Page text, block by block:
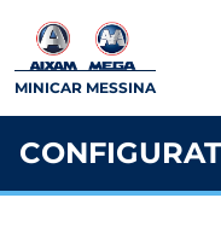
MINICAR MESSINA